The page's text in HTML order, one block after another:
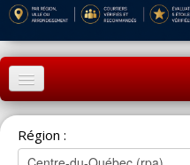
ACCUEIL
MONTRÉAL
Région :